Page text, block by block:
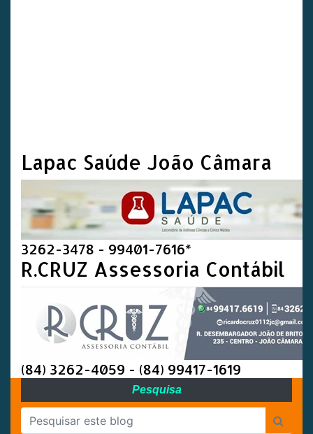
Lapac Saúde João Câmara
3262-3478 - 99401-7616*
R.CRUZ Assessoria Contábil
(84) 3262-4059 - (84) 99417-1619
Pesquisa